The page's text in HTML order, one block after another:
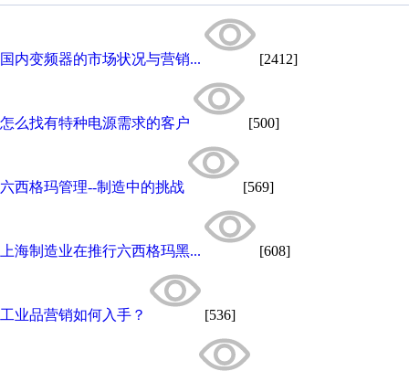
国内变频器的市场状况与营销... [2412]
怎么找有特种电源需求的客户 [500]
六西格玛管理--制造中的挑战 [569]
上海制造业在推行六西格玛黑... [608]
工业品营销如何入手？ [536]